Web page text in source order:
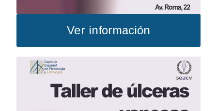
Ver información